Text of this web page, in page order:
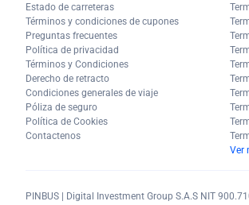
Estado de carreteras
Términos y condiciones de cupones
Preguntas frecuentes
Política de privacidad
Términos y Condiciones
Derecho de retracto
Condiciones generales de viaje
Póliza de seguro
Política de Cookies
Contactenos
Ver
PINBUS | Digital Investment Group S.A.S NIT